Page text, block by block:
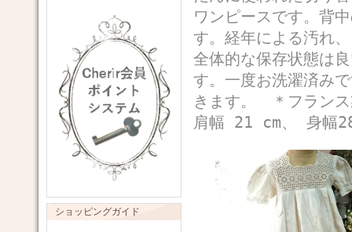
ショッピングガイド
ワンピースです。背
す。経年による汚れ
全体的な保存状態は
す。一度お洗濯済み
きます。 ＊フラン
肩幅 21 cm、 身幅